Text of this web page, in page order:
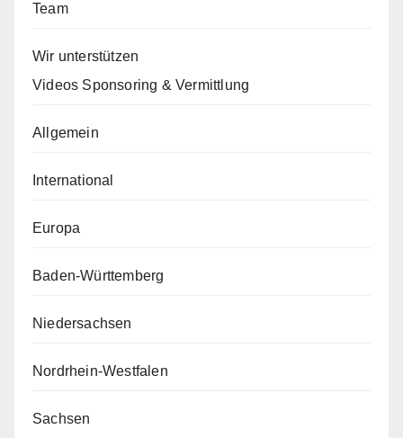
Team
Wir unterstützen
Videos Sponsoring & Vermittlung
Allgemein
International
Europa
Baden-Württemberg
Niedersachsen
Nordrhein-Westfalen
Sachsen